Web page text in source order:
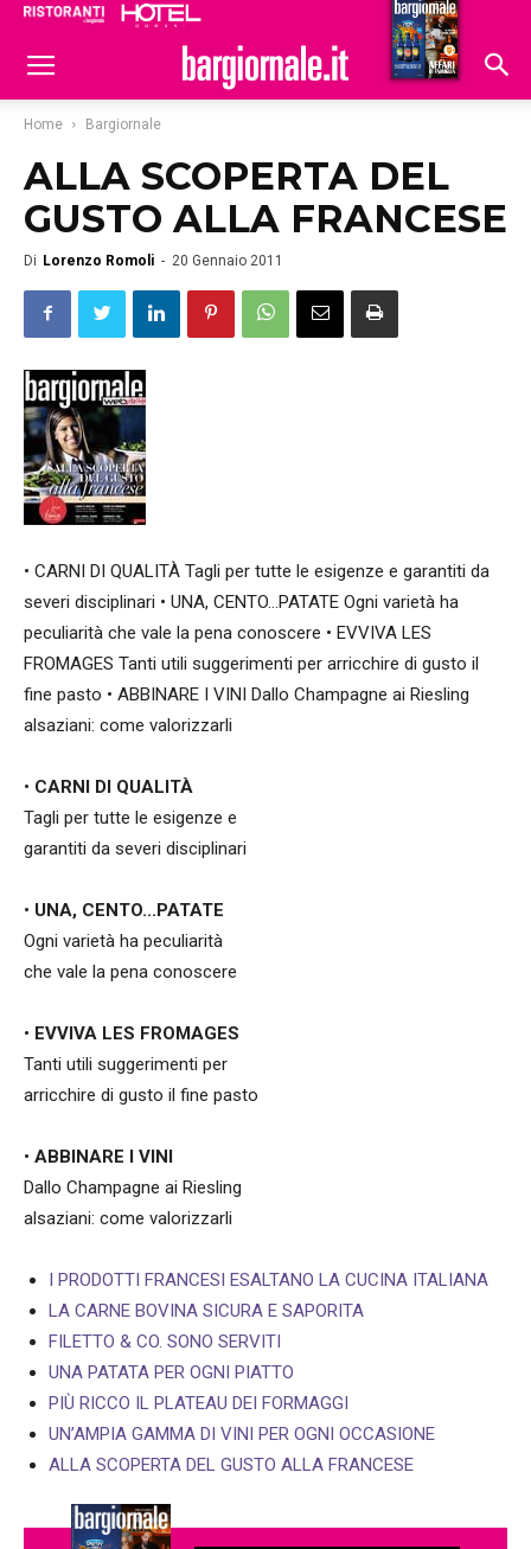
Hoteldomani
Home Bargiornale
ALLA SCOPERTA DEL
GUSTO ALLA FRANCESE
Di Lorenzo Romoli - 20 Gennaio 2011
• CARNI DI QUALITÀ Tagli per tutte le esigenze e garantiti da
severi disciplinari • UNA, CENTO…PATATE Ogni varietà ha
peculiarità che vale la pena conoscere • EVVIVA LES
FROMAGES Tanti utili suggerimenti per arricchire di gusto il
fine pasto • ABBINARE I VINI Dallo Champagne ai Riesling
alsaziani: come valorizzarli
• CARNI DI QUALITÀ
Tagli per tutte le esigenze e
garantiti da severi disciplinari
• UNA, CENTO...PATATE
Ogni varietà ha peculiarità
che vale la pena conoscere
• EVVIVA LES FROMAGES
Tanti utili suggerimenti per
arricchire di gusto il fine pasto
• ABBINARE I VINI
Dallo Champagne ai Riesling
alsaziani: come valorizzarli
I PRODOTTI FRANCESI ESALTANO LA CUCINA ITALIANA
LA CARNE BOVINA SICURA E SAPORITA
FILETTO & CO. SONO SERVITI
UNA PATATA PER OGNI PIATTO
PIÙ RICCO IL PLATEAU DEI FORMAGGI
UN’AMPIA GAMMA DI VINI PER OGNI OCCASIONE
ALLA SCOPERTA DEL GUSTO ALLA FRANCESE